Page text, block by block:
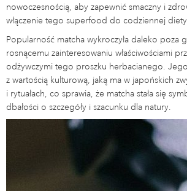
nowoczesnością, aby zapewnić smaczny i
włączenie tego superfood do codziennej
Popularność matcha wykroczyła daleko poza
rosnącemu zainteresowaniu właściwościami
odżywczymi tego proszku herbacianego. Jego
z wartością kulturową, jaką ma w japońskich
i rytuałach, co sprawia, że matcha stała się
dbałości o szczegóły i szacunku dla natury.